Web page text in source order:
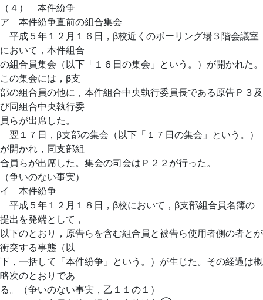
（４） 本件紛争
ア 本件紛争直前の組合集会
平成５年１２月１６日，β校近くのボーリング場３階会議室
において，本件組合
の組合員集会（以下「１６日の集会」という。）が開かれた。
この集会には，β支
部の組合員の他に，本件組合中央執行委員長である原告Ｐ３及
び同組合中央執行委
員らが出席した。
翌１７日，β支部の集会（以下「１７日の集会」という。）
が開かれ，同支部組
合員らが出席した。集会の司会はＰ２２が行った。
（争いのない事実）
イ 本件紛争
平成５年１２月１８日，β校において，β支部組合員名簿の
提出を発端として，
以下のとおり，原告らを含む組合員と被告ら使用者側の者とが
衝突する事態（以
下，一括して「本件紛争」という。）が生じた。その経過は概
略次のとおりであ
る。（争いのない事実，乙１１の１）